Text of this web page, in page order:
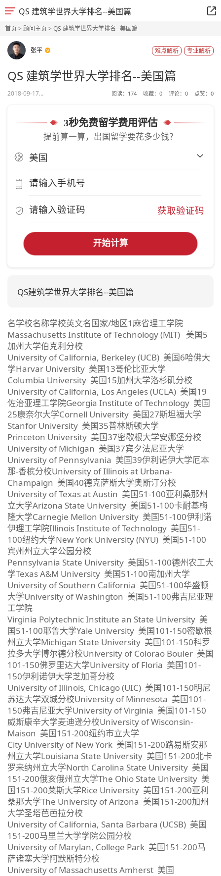
QS 建筑学世界大学排名--美国篇
首页> 顾问主页> QS 建筑学世界大学排名--美国篇
张平 专业解析
难点解析
QS 建筑学世界大学排名--美国篇
2018-09-17... 阅读： 174 收藏： 0 评论： 0 点赞： 0
3秒免费留学费用评估
提前算一算，出国留学要花多少钱？
获取验证码
开始计算
QS建筑学世界大学排名--美国篇
名学校名称学校英文名国家/地区1麻省理工学院
Massachusetts Institute of Technology (MIT) 美国5
加州大学伯克利分校
University of California, Berkeley (UCB) 美国6哈佛大
学Harvar University 美国13哥伦比亚大学
Columbia University 美国15加州大学洛杉矶分校
University of California, Los Angeles (UCLA) 美国19
佐治亚理工学院Georgia Institute of Technology 美国
25康奈尔大学Cornell University 美国27斯坦福大学
Stanfor University 美国35普林斯顿大学
Princeton University 美国37密歇根大学安娜堡分校
University of Michigan 美国37宾夕法尼亚大学
University of Pennsylvania 美国39伊利诺伊大学厄本
那-香槟分校University of Illinois at Urbana-
Champaign 美国40德克萨斯大学奥斯汀分校
University of Texas at Austin 美国51-100亚利桑那州
立大学Arizona State University 美国51-100卡耐基梅
隆大学Carnegie Mellon University 美国51-100伊利诺
伊理工学院Illinois Institute of Technology 美国51-
100纽约大学New York University (NYU) 美国51-100
宾州州立大学公园分校
Pennsylvania State University 美国51-100德州农工大
学Texas A&M University 美国51-100南加州大学
University of Southern California 美国51-100华盛顿
大学University of Washington 美国51-100弗吉尼亚理
工学院
Virginia Polytechnic Institute an State University 美
国51-100耶鲁大学Yale University 美国101-150密歇根
州立大学Michigan State University 美国101-150科罗
拉多大学博尔德分校University of Colorao Bouler 美国
101-150佛罗里达大学University of Floria 美国101-
150伊利诺伊大学芝加哥分校
University of Illinois, Chicago (UIC) 美国101-150明尼
苏达大学双城分校University of Minnesota 美国101-
150弗吉尼亚大学University of Virginia 美国101-150
威斯康辛大学麦迪逊分校University of Wisconsin-
Maison 美国151-200纽约市立大学
City University of New York 美国151-200路易斯安那
州立大学Louisiana State University 美国151-200北卡
罗来纳州立大学North Carolina State University 美国
151-200俄亥俄州立大学The Ohio State University 美
国151-200莱斯大学Rice University 美国151-200亚利
桑那大学The University of Arizona 美国151-200加州
大学圣塔芭芭拉分校
University of California, Santa Barbara (UCSB) 美国
151-200马里兰大学学院公园分校
University of Marylan, College Park 美国151-200马
萨诸塞大学阿默斯特分校
University of Massachusetts Amherst 美国